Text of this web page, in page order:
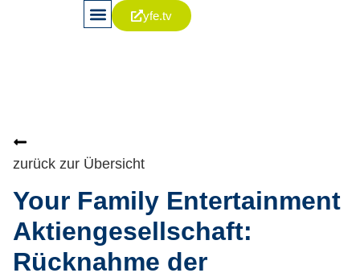
yfe.tv
zurück zur Übersicht
Your Family Entertainment
Aktiengesellschaft:
Rücknahme der